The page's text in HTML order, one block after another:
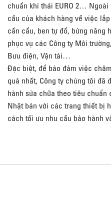
chuẩn khí thải EURO 2…
cầu của khách hàng về việc
cần cẩu, ben tự đổ, bửng
phục vụ các Công ty Môi
Bưu điện, Vận tải…
Đặc biệt, để bảo đảm việc
quả nhất, Công ty chúng tôi đã
hành sửa chữa theo tiêu chuẩn
Nhật bản với các trang thiết bị
cách tối ưu nhu cầu bảo hành